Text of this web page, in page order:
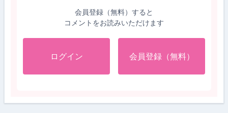
会員登録（無料）すると
コメントをお読みいただけます
ログイン 会員登録（無料）